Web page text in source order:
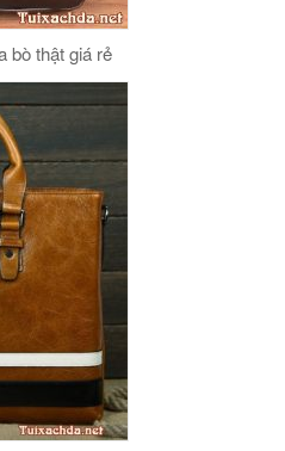
bò thật giá rẻ